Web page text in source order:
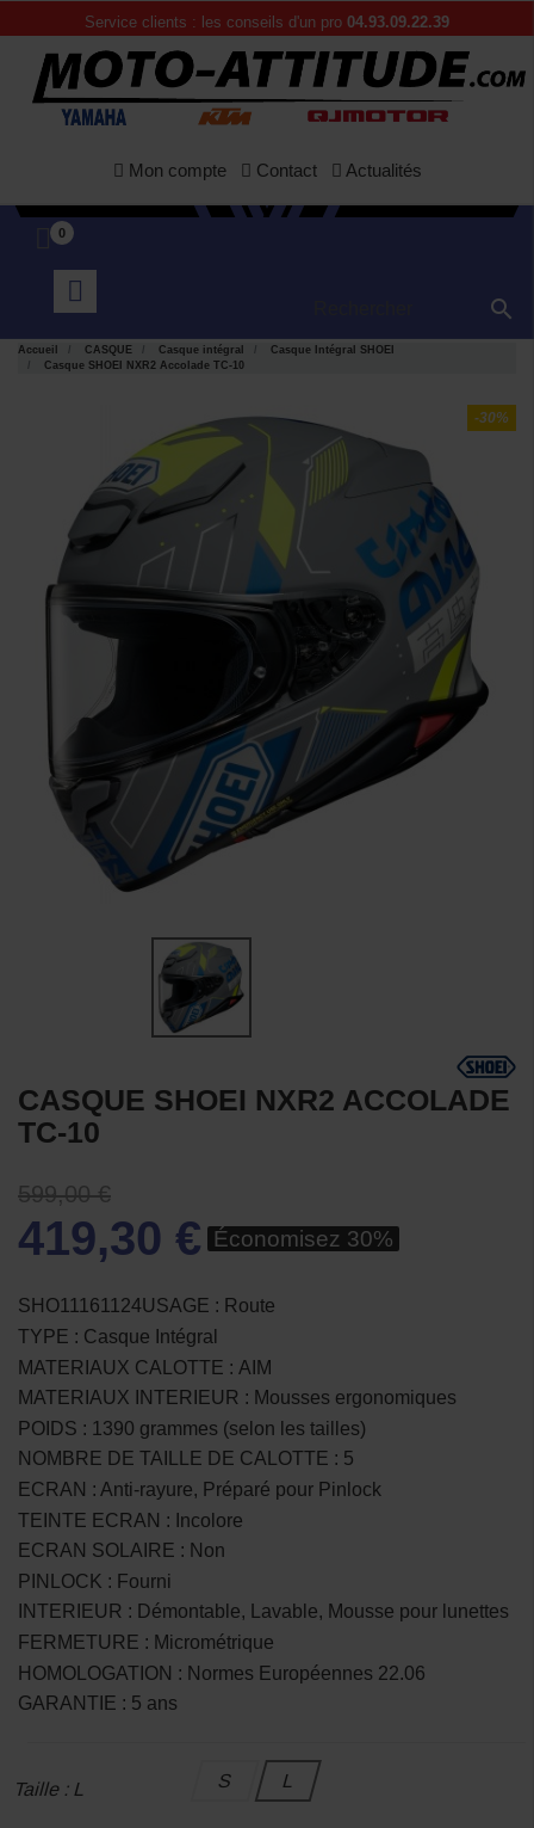
Service clients : les conseils d'un pro 04.93.09.22.39
Mon compte Contact Actualités
0

Accueil CASQUE Casque intégral
Casque Intégral SHOEI
Casque SHOEI NXR2 Accolade TC-10
-30%
CASQUE SHOEI NXR2 ACCOLADE
TC-10
599,00 €
419,30 € Économisez 30%
SHO11161124USAGE : Route
TYPE : Casque Intégral
MATERIAUX CALOTTE : AIM
MATERIAUX INTERIEUR : Mousses ergonomiques
POIDS : 1390 grammes (selon les tailles)
NOMBRE DE TAILLE DE CALOTTE : 5
ECRAN : Anti-rayure, Préparé pour Pinlock
TEINTE ECRAN : Incolore
ECRAN SOLAIRE : Non
PINLOCK : Fourni
INTERIEUR : Démontable, Lavable, Mousse pour lunettes
FERMETURE : Micrométrique
HOMOLOGATION : Normes Européennes 22.06
GARANTIE : 5 ans
Taille : L S L